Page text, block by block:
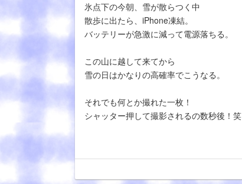
氷点下の今朝、雪が散らつく中
散歩に出たら、iPhone凍結。
バッテリーが急激に減って電源落ちる。
この山に越して来てから
雪の日はかなりの高確率でこうなる。
それでも何とか撮れた一枚！
シャッター押して撮影されるの数秒後！笑